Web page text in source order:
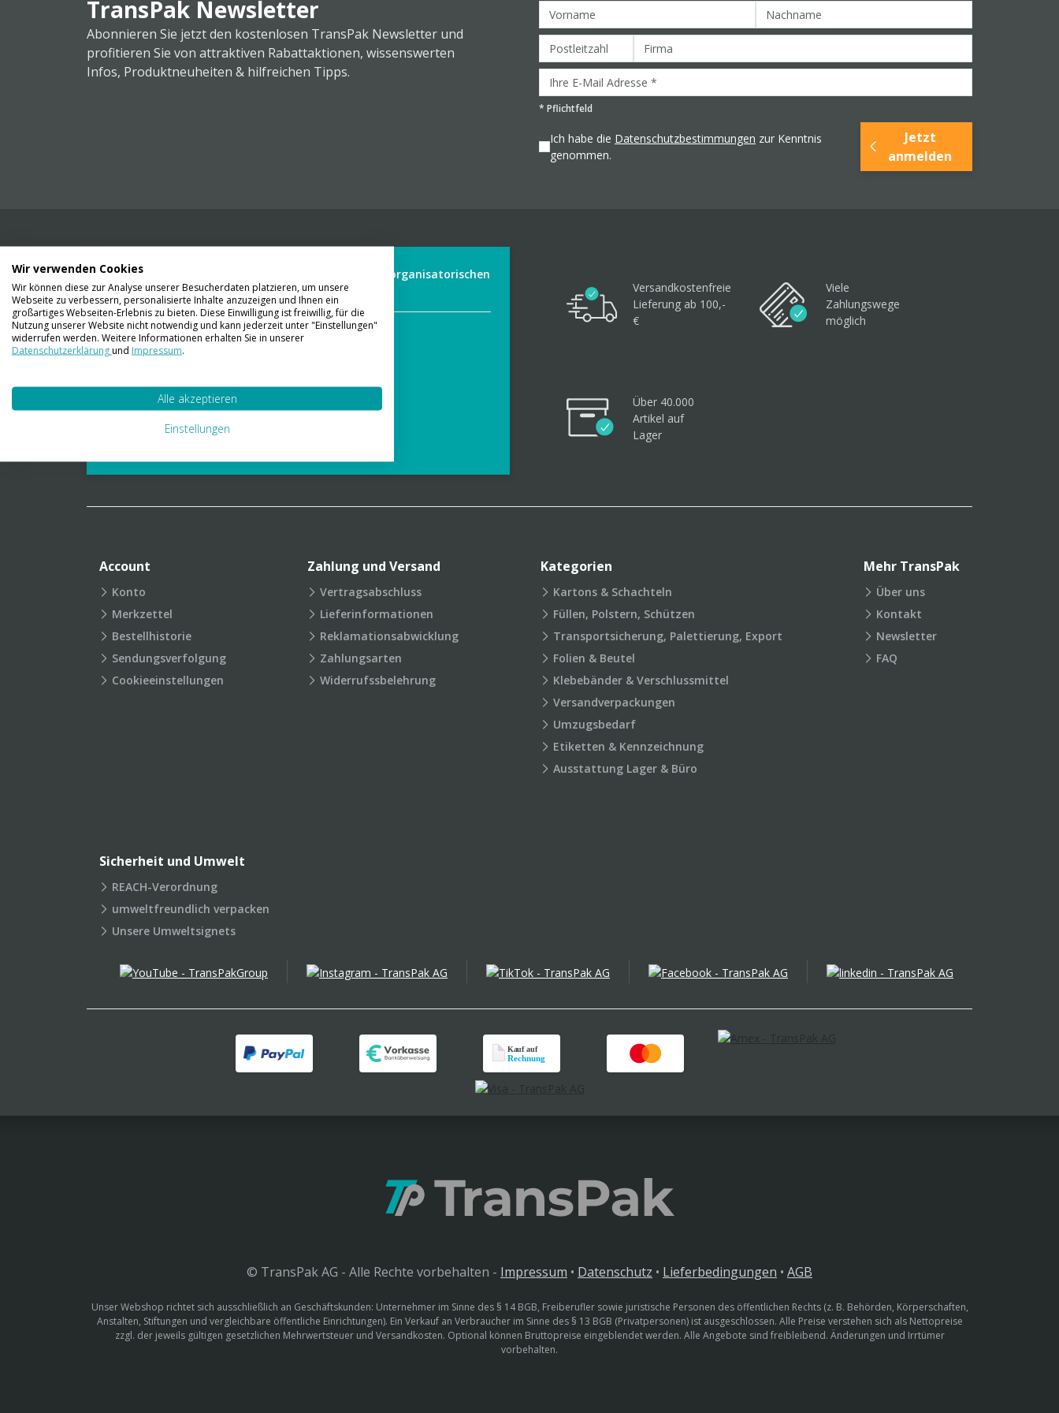
TransPak Newsletter
Abonnieren Sie jetzt den kostenlosen TransPak Newsletter und
profitieren Sie von attraktiven Rabattaktionen, wissenswerten
Infos, Produktneuheiten & hilfreichen Tipps.
* Pflichtfeld
Ich habe die Datenschutzbestimmungen zur Kenntnis
genommen.
Jetzt
anmelden
Wir liefern Ihnen Ihre Ware. Abholung ist leider aus organisatorischen
Gründen nicht möglich.
Kontaktieren Sie uns
01 23 06 03 888
info@transpak.at
Verpackungslexikon
Versandkostenfreie
Lieferung ab 100,-
€
Viele
Zahlungswege
möglich
Über 40.000
Artikel auf
Lager
Account
Konto
Merkzettel
Bestellhistorie
Sendungsverfolgung
Cookieeinstellungen
Zahlung und Versand
Vertragsabschluss
Lieferinformationen
Reklamationsabwicklung
Zahlungsarten
Widerrufssbelehrung
Kategorien
Kartons & Schachteln
Füllen, Polstern, Schützen
Transportsicherung, Palettierung, Export
Folien & Beutel
Klebebänder & Verschlussmittel
Versandverpackungen
Umzugsbedarf
Etiketten & Kennzeichnung
Ausstattung Lager & Büro
Mehr TransPak
Über uns
Kontakt
Newsletter
FAQ
Sicherheit und Umwelt
REACH-Verordnung
umweltfreundlich verpacken
Unsere Umweltsignets
© TransPak AG - Alle Rechte vorbehalten - Impressum • Datenschutz • Lieferbedingungen • AGB
Unser Webshop richtet sich ausschließlich an Geschäftskunden: Unternehmer im Sinne des § 14 BGB, Freiberufler sowie juristische Personen des öffentlichen Rechts (z. B. Behörden, Körperschaften,
Anstalten, Stiftungen und vergleichbare öffentliche Einrichtungen). Ein Verkauf an Verbraucher im Sinne des § 13 BGB (Privatpersonen) ist ausgeschlossen. Alle Preise verstehen sich als Nettopreise
zzgl. der jeweils gültigen gesetzlichen Mehrwertsteuer und Versandkosten. Optional können Bruttopreise eingeblendet werden. Alle Angebote sind freibleibend. Änderungen und Irrtümer
vorbehalten.
Wir verwenden Cookies
Wir können diese zur Analyse unserer Besucherdaten platzieren, um unsere
Webseite zu verbessern, personalisierte Inhalte anzuzeigen und Ihnen ein
großartiges Webseiten-Erlebnis zu bieten. Diese Einwilligung ist freiwillig, für die
Nutzung unserer Website nicht notwendig und kann jederzeit unter "Einstellungen"
widerrufen werden. Weitere Informationen erhalten Sie in unserer
Datenschutzerklärungund Impressum.
Alle akzeptieren
Einstellungen